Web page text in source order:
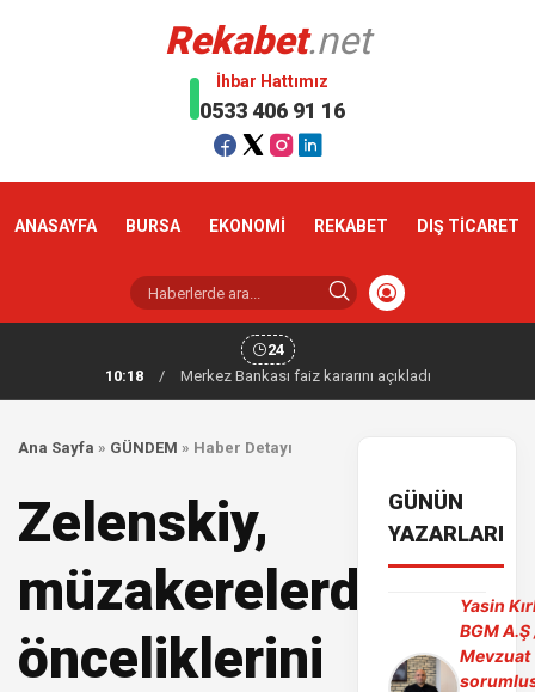
Rekabet.net
İhbar Hattımız
0533 406 91 16
ANASAYFA BURSA EKONOMİ REKABET DIŞ TİCARET
24
10:18
/ Merkez Bankası faiz kararını açıkladı
Ana Sayfa » GÜNDEM » Haber Detayı
Zelenskiy,
müzakerelerdeki
önceliklerini
GÜNÜN
YAZARLARI
Yasin
BGM A.Ş
Mevzuat